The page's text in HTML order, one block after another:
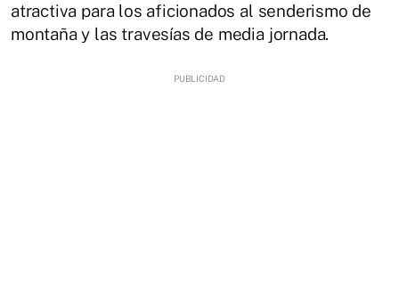
atractiva para los aficionados al senderismo de
montaña y las travesías de media jornada.